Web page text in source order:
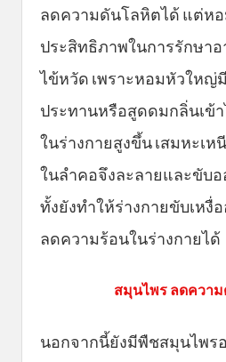
ลดความดันโลหิตได้ แต่ห
ประสิทธิภาพในการรักษาอ
ไข้หวัด เพราะหอมหัวใหญ่
ประทานหรือสูดดมกลิ่นเข้
ในร่างกายสูงขึ้น เสมหะเ
ในลำคอจึงละลายและขับ
ทั้งยังทำให้ร่างกายขับเหงื่
ลดความร้อนในร่างกายได้
สมุนไพร ลดควา
นอกจากนี้ยังมีพืชสมุนไพร